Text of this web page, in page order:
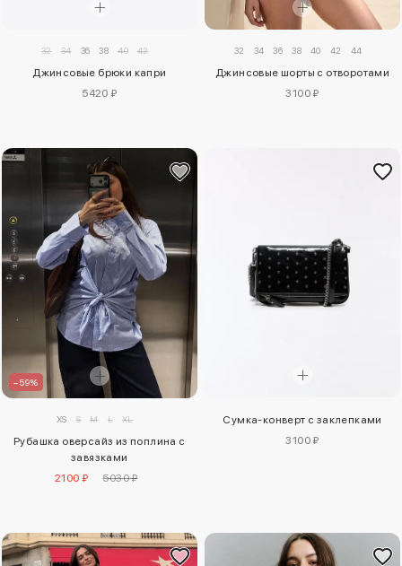
32 34 36 38 40 42
Джинсовые брюки капри
5420 ₽
32 34 36 38 40 42 44
Джинсовые шорты с отворотами
3100 ₽
–59%
XS S M L XL
Рубашка оверсайз из поплина с
завязками
2100 ₽
5030 ₽
Сумка-конверт с заклепками
3100 ₽